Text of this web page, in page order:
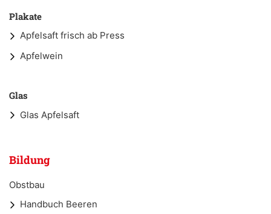
Plakate
Apfelsaft frisch ab Press
Apfelwein
Glas
Glas Apfelsaft
Bildung
Obstbau
Handbuch Beeren